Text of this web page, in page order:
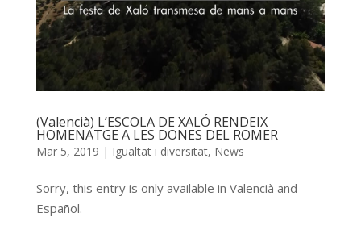
(Valencià) L’ESCOLA DE XALÓ RENDEIX
HOMENATGE A LES DONES DEL ROMER
Mar 5, 2019 | Igualtat i diversitat, News
Sorry, this entry is only available in Valencià and
Español.